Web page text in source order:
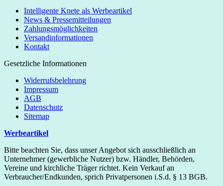
Intelligente Knete als Werbeartikel
News & Pressemitteilungen
Zahlungsmöglichkeiten
Versandinformationen
Kontakt
Gesetzliche Informationen
Widerrufsbelehrung
Impressum
AGB
Datenschutz
Sitemap
Werbeartikel
Bitte beachten Sie, dass unser Angebot sich ausschließlich an
Unternehmer (gewerbliche Nutzer) bzw. Händler, Behörden,
Vereine und kirchliche Träger richtet. Kein Verkauf an
Verbraucher/Endkunden, sprich Privatpersonen i.S.d. § 13 BGB.